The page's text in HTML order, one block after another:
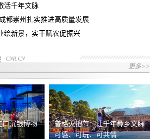
订车价
餐后续又不
8.21号还
销路费
给提车，反
司欺诈消费
条款且拒绝
活千年文脉
都崇州扎实推进高质量发展
绘新景，实干赋农促振兴
CNR.CN
更多>>
口沉银博物
普格火把节：让千年彝乡文脉
可感、可玩、可共情